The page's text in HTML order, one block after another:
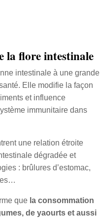
la flore intestinale
intestinale à une grande
Elle modifie la façon
et influence
immunitaire dans
une relation étroite
dégradée et
: brûlures d’estomac,
que la consommation
de yaourts et aussi